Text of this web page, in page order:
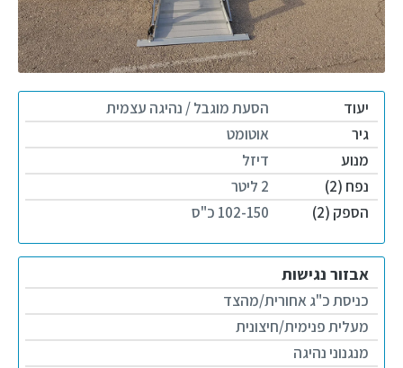
יעוד
הסעת מוגבל / נהיגה עצמית
גיר
אוטומט
מנוע
דיזל
נפח (2)
2 ליטר
הספק (2)
102-150 כ"ס
אבזור נגישות
כניסת כ"ג אחורית/מהצד
מעלית פנימית/חיצונית
מנגנוני נהיגה